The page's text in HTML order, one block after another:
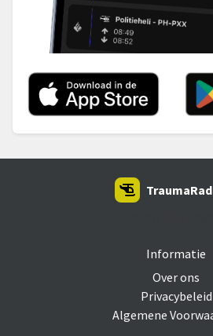
Informatie
Over ons
Privacybeleid
Algemene